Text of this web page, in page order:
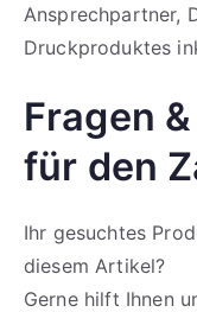
Ansprechpartner,
Druckproduktes
Fragen
für den
Ihr gesuchtes
diesem Artikel?
Gerne hilft Ihnen